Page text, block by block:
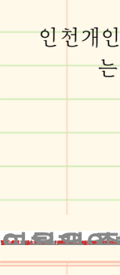
박서연 씨(가명)는 40대 중반의 자영업자로, 10년 넘게 운영해온 카페가 그녀의 자부심이자 생계수단이었습니다. 하지만 코로나19의 예상치 못한 습격으로 상황이 급변했죠. 매출은 급감했고, 고정비용은 그대로였습니다. 결국 박 씨는 대출을 받아 버텨보려 했지만, 상황은 나아지지 않았고 빚은 눈덩이처럼 불어났습니다.
잠 못 이루는 밤이 계속되던 어느 날, 박 씨는 더 이상 혼자 해결할 수 없다고 느꼈습니다. 그래서 용기를
재무상태를 꼼꼼히 검토하고, 법적 절차를 하나하나 설명해드렸습니다. 그 과정에서 박 씨의 눈빛이 조금씩 변하기 시작했죠. 불안 대신 희망이, 절망 대신 결심이 자리 잡았습니다. 우리는 함께 개인회생 신청을 준비했고, 법
인천개인회생변호사